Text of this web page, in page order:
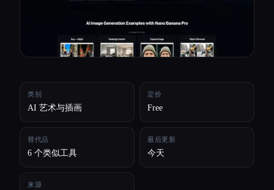
类别
AI 艺术与插画
定价
Free
替代品
6 个类似工具
最后更新
今天
来源